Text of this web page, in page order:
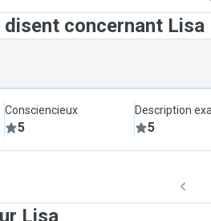
disent concernant Lisa
Consciencieux
5
Description
5
Lisa